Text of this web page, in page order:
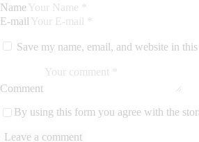
Name
E-mail
Save my name, email, and website in
Comment
By using this form you agree with the